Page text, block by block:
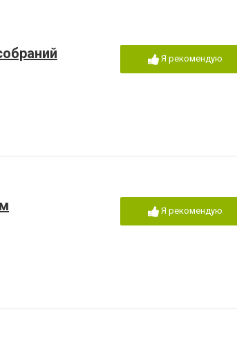
Я рекомендую
Я рекомендую